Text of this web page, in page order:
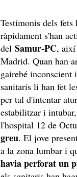
Testimonis dels fets
ràpidament s'han
delSamur-PC,
Madrid. Quan han
gairebé inconscient
sanitaris li han fet
per tal d'intentar
estabilitzar i
l'hospital 12 de
greu. El jove
a la zona lumbar i
havia perforat un